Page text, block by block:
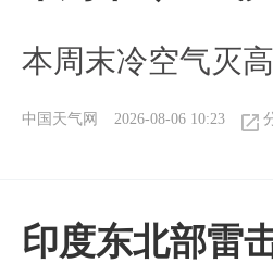
本周末冷空气灭
中国天气网 2026-08-06 10:23
印度东北部雷